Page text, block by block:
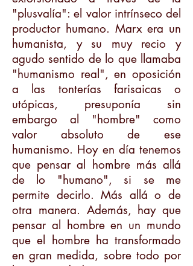
"plusvalía": el valor intrínseco del
productor humano. Marx era un
humanista, y su muy recio y
agudo sentido de lo que llamaba
"humanismo real", en oposición
a las tonterías farisaicas o
utópicas, presuponía sin
embargo al "hombre" como
valor absoluto de ese
humanismo. Hoy en día tenemos
que pensar al hombre más allá
de lo "humano", si se me
permite decirlo. Más allá o de
otra manera. Además, hay que
pensar al hombre en un mundo
que el hombre ha transformado
en gran medida, sobre todo por